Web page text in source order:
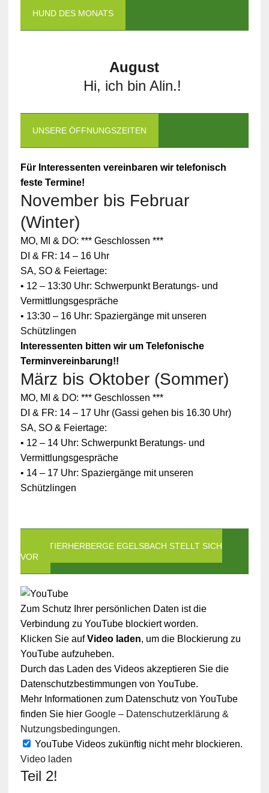
HUND DES MONATS
August
Hi, ich bin Alin.!
UNSERE ÖFFNUNGSZEITEN
Für Interessenten vereinbaren wir telefonisch
feste Termine!
November bis Februar
(Winter)
MO, MI & DO: *** Geschlossen ***
DI & FR: 14 – 16 Uhr
SA, SO & Feiertage:
• 12 – 13:30 Uhr: Schwerpunkt Beratungs- und
Vermittlungsgespräche
• 13:30 – 16 Uhr: Spaziergänge mit unseren
Schützlingen
Interessenten bitten wir um Telefonische
Terminvereinbarung!!
März bis Oktober (Sommer)
MO, MI & DO: *** Geschlossen ***
DI & FR: 14 – 17 Uhr (Gassi gehen bis 16.30 Uhr)
SA, SO & Feiertage:
• 12 – 14 Uhr: Schwerpunkt Beratungs- und
Vermittlungsgespräche
• 14 – 17 Uhr: Spaziergänge mit unseren
Schützlingen
DIE TIERHERBERGE EGELSBACH STELLT SICH
VOR
Zum Schutz Ihrer persönlichen Daten ist die
Verbindung zu YouTube blockiert worden.
Klicken Sie aufVideo laden, um die Blockierung zu
YouTube aufzuheben.
Durch das Laden des Videos akzeptieren Sie die
Datenschutzbestimmungen von YouTube.
Mehr Informationen zum Datenschutz von YouTube
finden Sie hier Google – Datenschutzerklärung &
Nutzungsbedingungen.
YouTube Videos zukünftig nicht mehr blockieren.
Video laden
Teil 2!